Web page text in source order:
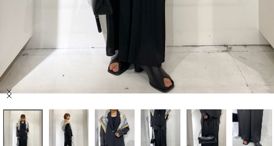
ブランド一覧
店舗検索
ご利用ガイド/ヘルプ
Item